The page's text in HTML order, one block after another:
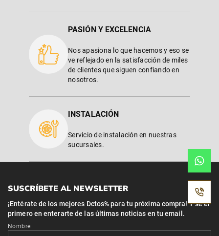
PASIÓN Y EXCELENCIA
Nos apasiona lo que hacemos y eso se
ve reflejado en la satisfacción de miles
de clientes que siguen confiando en
nosotros.
INSTALACIÓN
Servicio de instalación en nuestras
sucursales.
SUSCRÍBETE AL NEWSLETTER
¡Entérate de los mejores Dctos% para tu próxima compra! Y se el
primero en enterarte de las últimas noticias en tu email.
Nombre